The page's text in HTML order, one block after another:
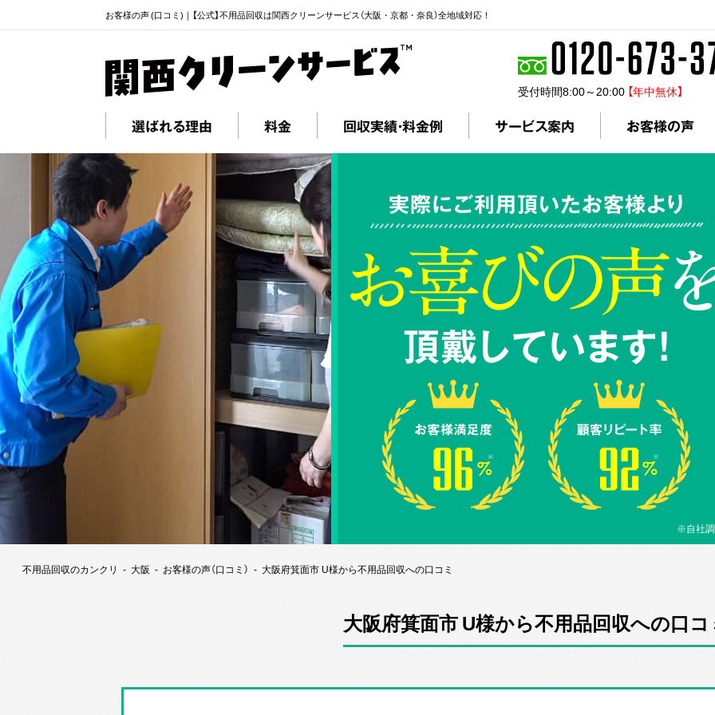
お客様の声 (口コミ)｜【公式】不用品回収は関西クリーンサービス（大阪・京都・奈良）全地域対応！
受付時間8:00～20:00 【年中無休】
選ばれる理由 料金 回収実績・料金例 サービス案内 お客様の声
実際にご利用頂いたお客様より
頂戴しています!
※自社
不用品回収のカンクリ 大阪 お客様の声（口コミ） 大阪府箕面市 U様から不用品回収への口コミ
大阪府箕面市 U様から不用品回収への口